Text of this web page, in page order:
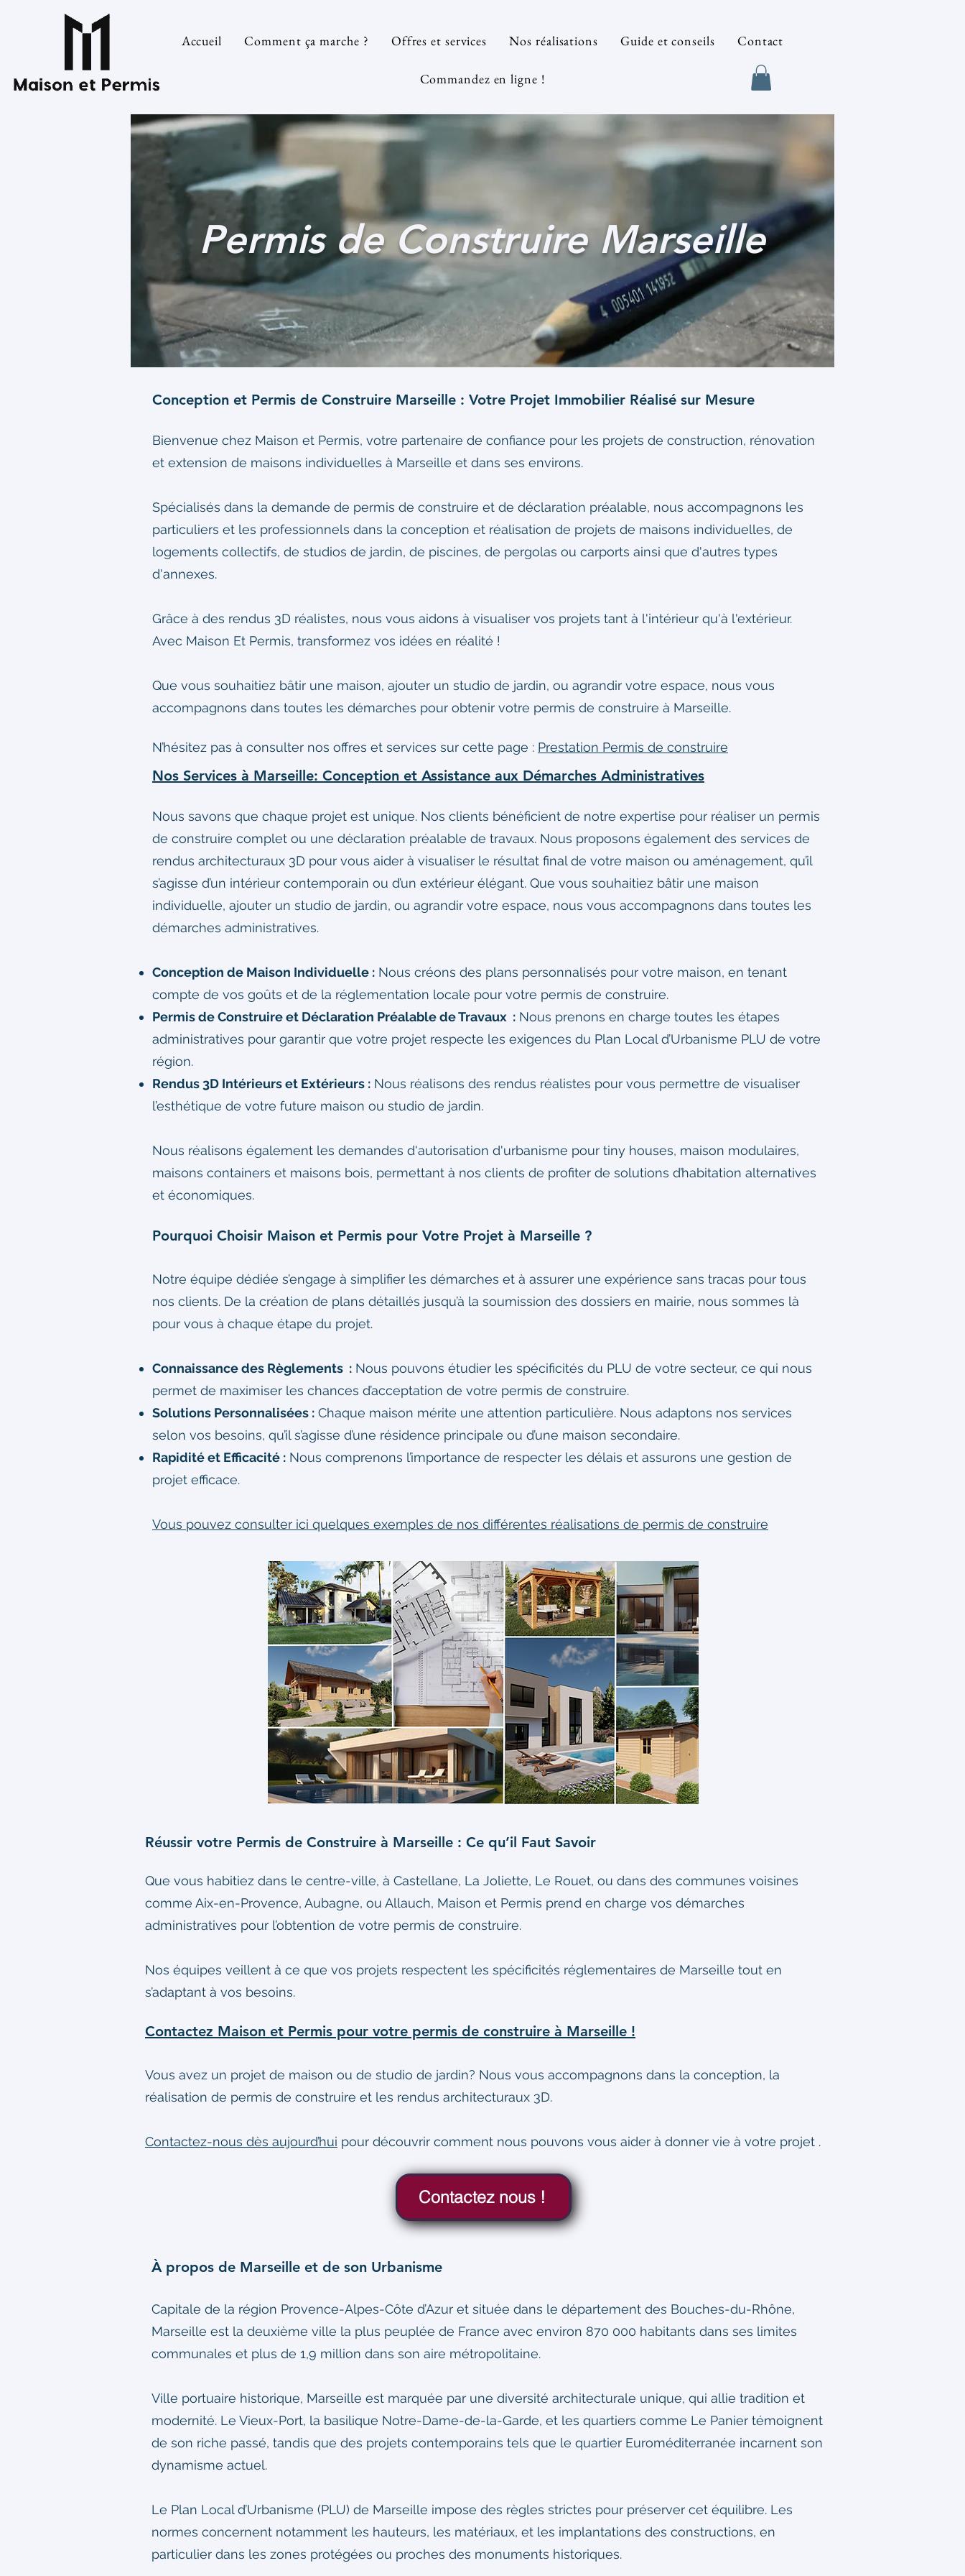
Accueil Comment ça marche ? Offres et services Nos réalisations Guide et conseils Contact
Commandez en ligne !
Permis de Construire Marseille
Conception et Permis de Construire Marseille : Votre Projet Immobilier Réalisé sur Mesure
Bienvenue chez Maison et Permis, votre partenaire de confiance pour les projets de construction, rénovation
et extension de maisons individuelles à Marseille et dans ses environs.
Spécialisés dans la demande de permis de construire et de déclaration préalable, nous accompagnons les
particuliers et les professionnels dans la conception et réalisation de projets de maisons individuelles, de
logements collectifs, de studios de jardin, de piscines, de pergolas ou carports ainsi que d'autres types
d'annexes.
Grâce à des rendus 3D réalistes, nous vous aidons à visualiser vos projets tant à l'intérieur qu'à l'extérieur.
Avec Maison Et Permis, transformez vos idées en réalité !
Que vous souhaitiez bâtir une maison, ajouter un studio de jardin, ou agrandir votre espace, nous vous
accompagnons dans toutes les démarches pour obtenir votre permis de construire à Marseille.
N’hésitez pas à consulter nos offres et services sur cette page : Prestation Permis de construire
Nos Services à Marseille: Conception et Assistance aux Démarches Administratives
Nous savons que chaque projet est unique. Nos clients bénéficient de notre expertise pour réaliser un permis
de construire complet ou une déclaration préalable de travaux. Nous proposons également des services de
rendus architecturaux 3D pour vous aider à visualiser le résultat final de votre maison ou aménagement, qu’il
s’agisse d’un intérieur contemporain ou d’un extérieur élégant. Que vous souhaitiez bâtir une maison
individuelle, ajouter un studio de jardin, ou agrandir votre espace, nous vous accompagnons dans toutes les
démarches administratives.
Conception de Maison Individuelle : Nous créons des plans personnalisés pour votre maison, en tenant
compte de vos goûts et de la réglementation locale pour votre permis de construire.
Permis de Construire et Déclaration Préalable de Travaux : Nous prenons en charge toutes les étapes
administratives pour garantir que votre projet respecte les exigences du Plan Local d’Urbanisme PLU de votre
région.
Rendus 3D Intérieurs et Extérieurs : Nous réalisons des rendus réalistes pour vous permettre de visualiser
l’esthétique de votre future maison ou studio de jardin.
Nous réalisons également les demandes d'autorisation d'urbanisme pour tiny houses, maison modulaires,
maisons containers et maisons bois, permettant à nos clients de profiter de solutions d’habitation alternatives
et économiques.
Pourquoi Choisir Maison et Permis pour Votre Projet à Marseille ?
Notre équipe dédiée s’engage à simplifier les démarches et à assurer une expérience sans tracas pour tous
nos clients. De la création de plans détaillés jusqu’à la soumission des dossiers en mairie, nous sommes là
pour vous à chaque étape du projet.
Connaissance des Règlements : Nous pouvons étudier les spécificités du PLU de votre secteur, ce qui nous
permet de maximiser les chances d’acceptation de votre permis de construire.
Solutions Personnalisées : Chaque maison mérite une attention particulière. Nous adaptons nos services
selon vos besoins, qu’il s’agisse d’une résidence principale ou d’une maison secondaire.
Rapidité et Efficacité : Nous comprenons l’importance de respecter les délais et assurons une gestion de
projet efficace.
Vous pouvez consulter ici quelques exemples de nos différentes réalisations de permis de construire
Réussir votre Permis de Construire à Marseille : Ce qu’il Faut Savoir
Que vous habitiez dans le centre-ville, à Castellane, La Joliette, Le Rouet, ou dans des communes voisines
comme Aix-en-Provence, Aubagne, ou Allauch, Maison et Permis prend en charge vos démarches
administratives pour l’obtention de votre permis de construire.
Nos équipes veillent à ce que vos projets respectent les spécificités réglementaires de Marseille tout en
s’adaptant à vos besoins.
Contactez Maison et Permis pour votre permis de construire à Marseille !
Vous avez un projet de maison ou de studio de jardin? Nous vous accompagnons dans la conception, la
réalisation de permis de construire et les rendus architecturaux 3D.
Contactez-nous dès aujourd’hui pour découvrir comment nous pouvons vous aider à donner vie à votre projet .
Contactez nous !
À propos de Marseille et de son Urbanisme
Capitale de la région Provence-Alpes-Côte d’Azur et située dans le département des Bouches-du-Rhône,
Marseille est la deuxième ville la plus peuplée de France avec environ 870 000 habitants dans ses limites
communales et plus de 1,9 million dans son aire métropolitaine.
Ville portuaire historique, Marseille est marquée par une diversité architecturale unique, qui allie tradition et
modernité. Le Vieux-Port, la basilique Notre-Dame-de-la-Garde, et les quartiers comme Le Panier témoignent
de son riche passé, tandis que des projets contemporains tels que le quartier Euroméditerranée incarnent son
dynamisme actuel.
Le Plan Local d’Urbanisme (PLU) de Marseille impose des règles strictes pour préserver cet équilibre. Les
normes concernent notamment les hauteurs, les matériaux, et les implantations des constructions, en
particulier dans les zones protégées ou proches des monuments historiques.